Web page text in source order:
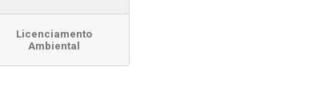
Licenciamento
Ambiental